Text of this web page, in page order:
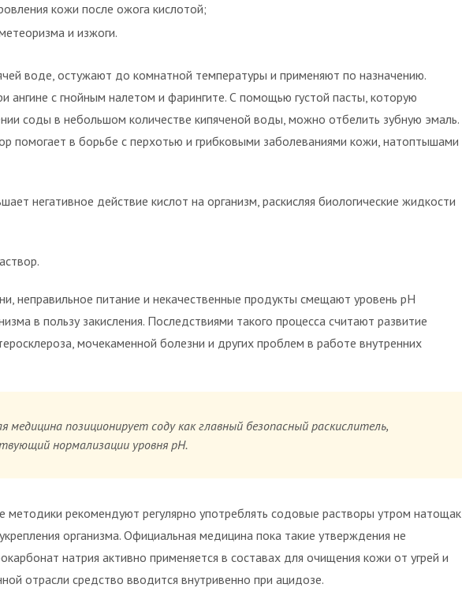
кожи после ожога кислотой;
и изжоги.
воде, остужают до комнатной температуры и применяют по назначению.
ангине с гнойным налетом и фарингите. С помощью густой пасты, которую
соды в небольшом количестве кипяченой воды, можно отбелить зубную эмаль.
помогает в борьбе с перхотью и грибковыми заболеваниями кожи, натоптышами
негативное действие кислот на организм, раскисляя биологические жидкости
неправильное питание и некачественные продукты смещают уровень pH
в пользу закисления. Последствиями такого процесса считают развитие
мочекаменной болезни и других проблем в работе внутренних
медицина позиционирует соду как главный безопасный раскислитель,
нормализации уровня pH.
методики рекомендуют регулярно употреблять содовые растворы утром натощак
организма. Официальная медицина пока такие утверждения не
натрия активно применяется в составах для очищения кожи от угрей и
отрасли средство вводится внутривенно при ацидозе.